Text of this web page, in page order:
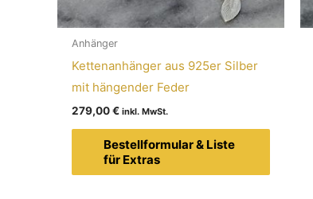
Anhänger
Kettenanhänger aus 925er Silber
mit hängender Feder
279,00€
Bestellformular & Liste
für Extras